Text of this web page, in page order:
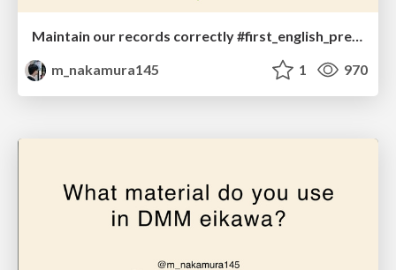
m_nakamura145
1 970